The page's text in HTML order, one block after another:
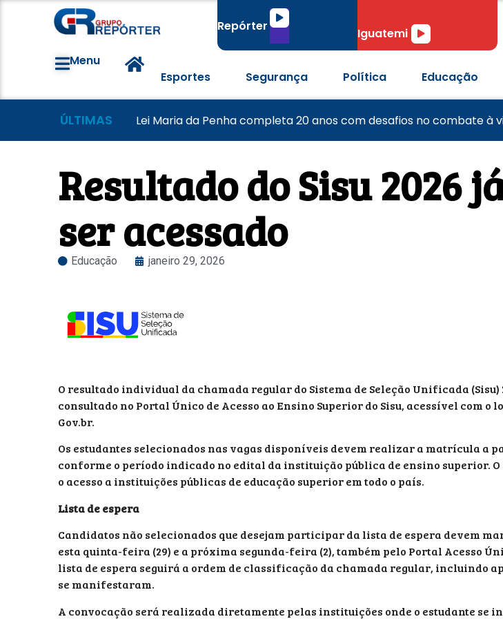
Repórter
Tocador
áudio
Iguatemi Tocador
de
Menu
Esportes
Segurança Política Educação
ÚLTIMAS Famílias brasileiras perderam R$ 62,5 bilhões para bets entre
Morador tem casa destruída após passagem de tornado em
Lei Maria da Penha completa 20 anos com desafios no combate à
Resultado do Sisu 2026
ser acessado
Educação janeiro 29, 2026
O resultado individual da chamada regular do Sistema de Seleção Unificada (Sisu)
consultado no Portal Único de Acesso ao Ensino Superior do Sisu, acessível com o
Gov.br.
Os estudantes selecionados nas vagas disponíveis devem realizar a matrícula a
conforme o período indicado no edital da instituição pública de ensino superior.
o acesso a instituições públicas de educação superior em todo o país.
Lista de espera
Candidatos não selecionados que desejam participar da lista de espera devem
esta quinta-feira (29) e a próxima segunda-feira (2), também pelo Portal Acesso
lista de espera seguirá a ordem de classificação da chamada regular, incluindo
se manifestaram.
A convocação será realizada diretamente pelas instituições onde o estudante se